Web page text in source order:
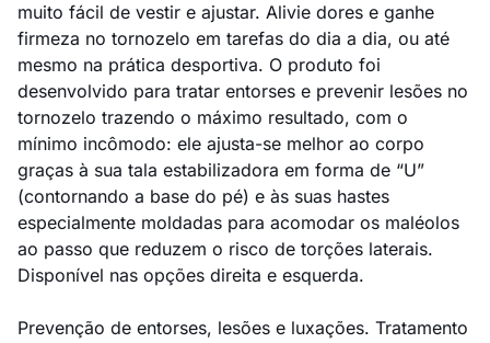
muito fácil de vestir e ajustar. Alivie dores e ganhe
firmeza no tornozelo em tarefas do dia a dia, ou até
mesmo na prática desportiva. O produto foi
desenvolvido para tratar entorses e prevenir lesões no
tornozelo trazendo o máximo resultado, com o
mínimo incômodo: ele ajusta-se melhor ao corpo
graças à sua tala estabilizadora em forma de “U”
(contornando a base do pé) e às suas hastes
especialmente moldadas para acomodar os maléolos
ao passo que reduzem o risco de torções laterais.
Disponível nas opções direita e esquerda.
Prevenção de entorses, lesões e luxações. Tratamento